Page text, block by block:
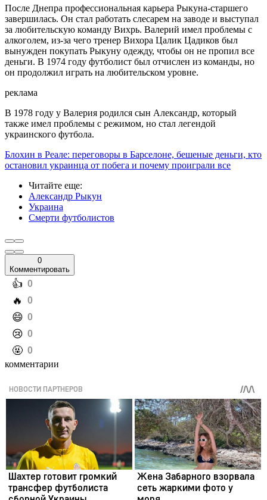
После Днепра профессиональная карьера Рыкуна-старшего
завершилась. Он стал работать слесарем на заводе и выступал
за любительскую команду Вихрь. Валерий имел проблемы с
алкоголем, из-за чего тренер Вихора Цалик Цадиков был
вынужден покупать Рыкуну одежду, чтобы он не пропил все
деньги. В 1974 году футболист был отчислен из команды, но
он продолжил играть на любительском уровне.
реклама
В 1978 году у Валерия родился сын Александр, который
также имел проблемы с режимом, но стал легендой
украинского футбола.
Блохин в Реале: переговоры в Барселоне, бешеные деньги, кто
остановил украинца от побега и почему проиграли все
Читайте еще:
Александр Рыкун
Украина
Смерти футболистов
0
Комментировать
️👍 0
️🔥 0
️😄 0
️😢 0
️🤬 0
комментарии